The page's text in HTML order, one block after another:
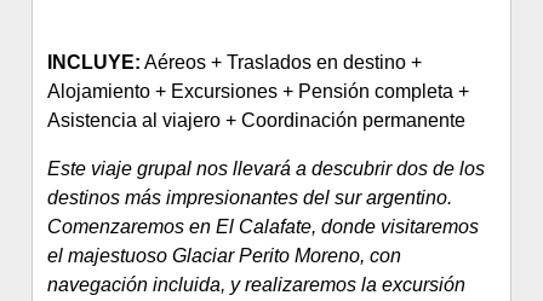
INCLUYE: Aéreos + Traslados en destino +
Alojamiento + Excursiones + Pensión completa +
Asistencia al viajero + Coordinación permanente
Este viaje grupal nos llevará a descubrir dos de los
destinos más impresionantes del sur argentino.
Comenzaremos en El Calafate, donde visitaremos
el majestuoso Glaciar Perito Moreno, con
navegación incluida, y realizaremos la excursión